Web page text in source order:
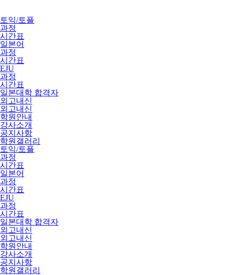
토익/토플
과정
시간표
일본어
과정
시간표
EJU
과정
시간표
일본대학 합격자
외고내신
외고내신
학원안내
강사소개
공지사항
학원갤러리
토익/토플
과정
시간표
일본어
과정
시간표
EJU
과정
시간표
일본대학 합격자
외고내신
외고내신
학원안내
강사소개
공지사항
학원갤러리